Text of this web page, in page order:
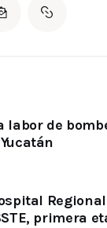
labor de
primera